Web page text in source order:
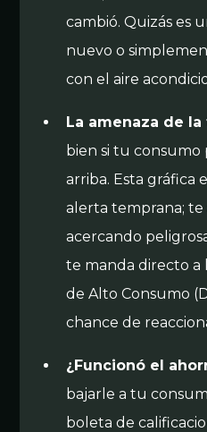
cambió. Quizás es
nuevo o
con el aire
La amenaza de la
bien si tu consumo
arriba. Esta gráfica
alerta temprana; te
acercando
te manda directo a
de Alto Consumo
chance de
¿Funcionó el
bajarle a tu
boleta de